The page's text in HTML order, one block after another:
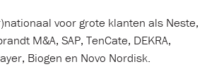
voor grote klanten als Neste,
M&A, SAP, TenCate, DEKRA,
Biogen en Novo Nordisk.